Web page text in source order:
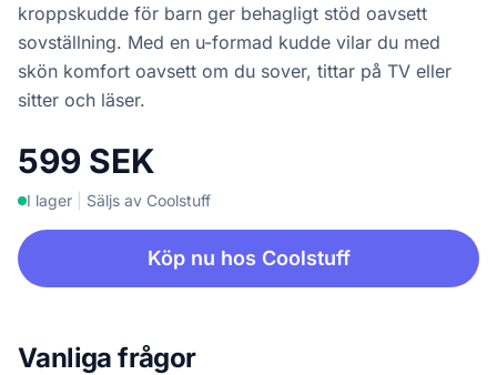
kroppskudde för barn ger behagligt stöd oavsett
sovställning. Med en u-formad kudde vilar du med
skön komfort oavsett om du sover, tittar på TV eller
sitter och läser.
599 SEK
I lager Säljs av Coolstuff
Köp nu hos Coolstuff
Vanliga frågor